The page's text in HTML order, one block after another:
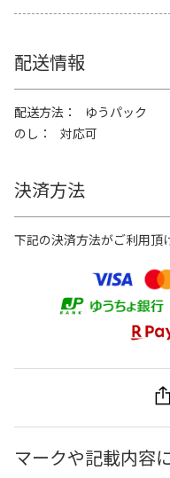
配送情報
配送方法
ゆうパック
のし
対応可
決済方法
下記の決済方法がご利用頂
マークや記載内容